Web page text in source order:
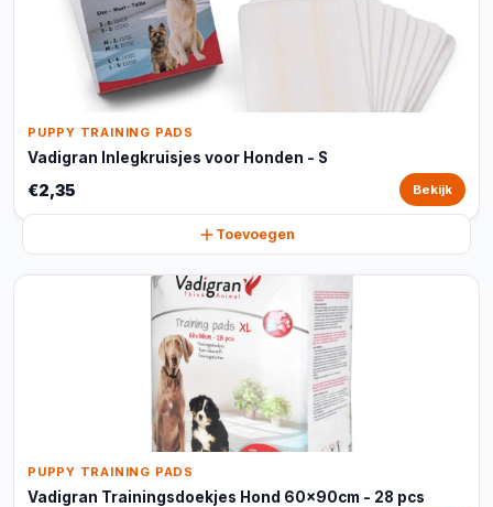
PUPPY TRAINING PADS
Vadigran Inlegkruisjes voor Honden - S
€2,35 Bekijk
Toevoegen
PUPPY TRAINING PADS
Vadigran Trainingsdoekjes Hond 60x90cm - 28 pcs